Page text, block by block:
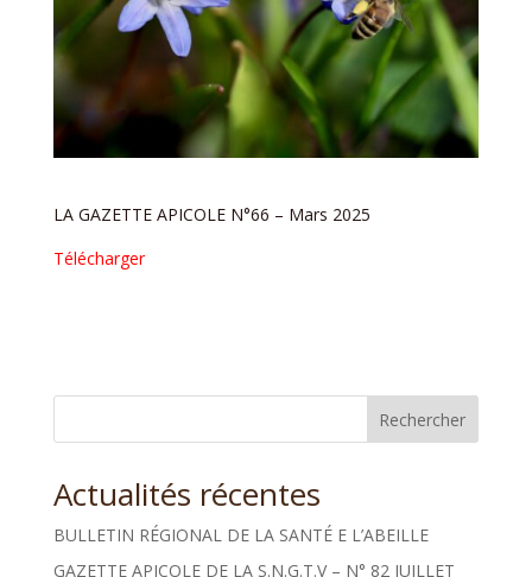
LA GAZETTE APICOLE N°66 – Mars 2025
Télécharger
Rechercher
Actualités récentes
BULLETIN RÉGIONAL DE LA SANTÉ E L’ABEILLE
GAZETTE APICOLE DE LA S.N.G.T.V – N° 82 JUILLET